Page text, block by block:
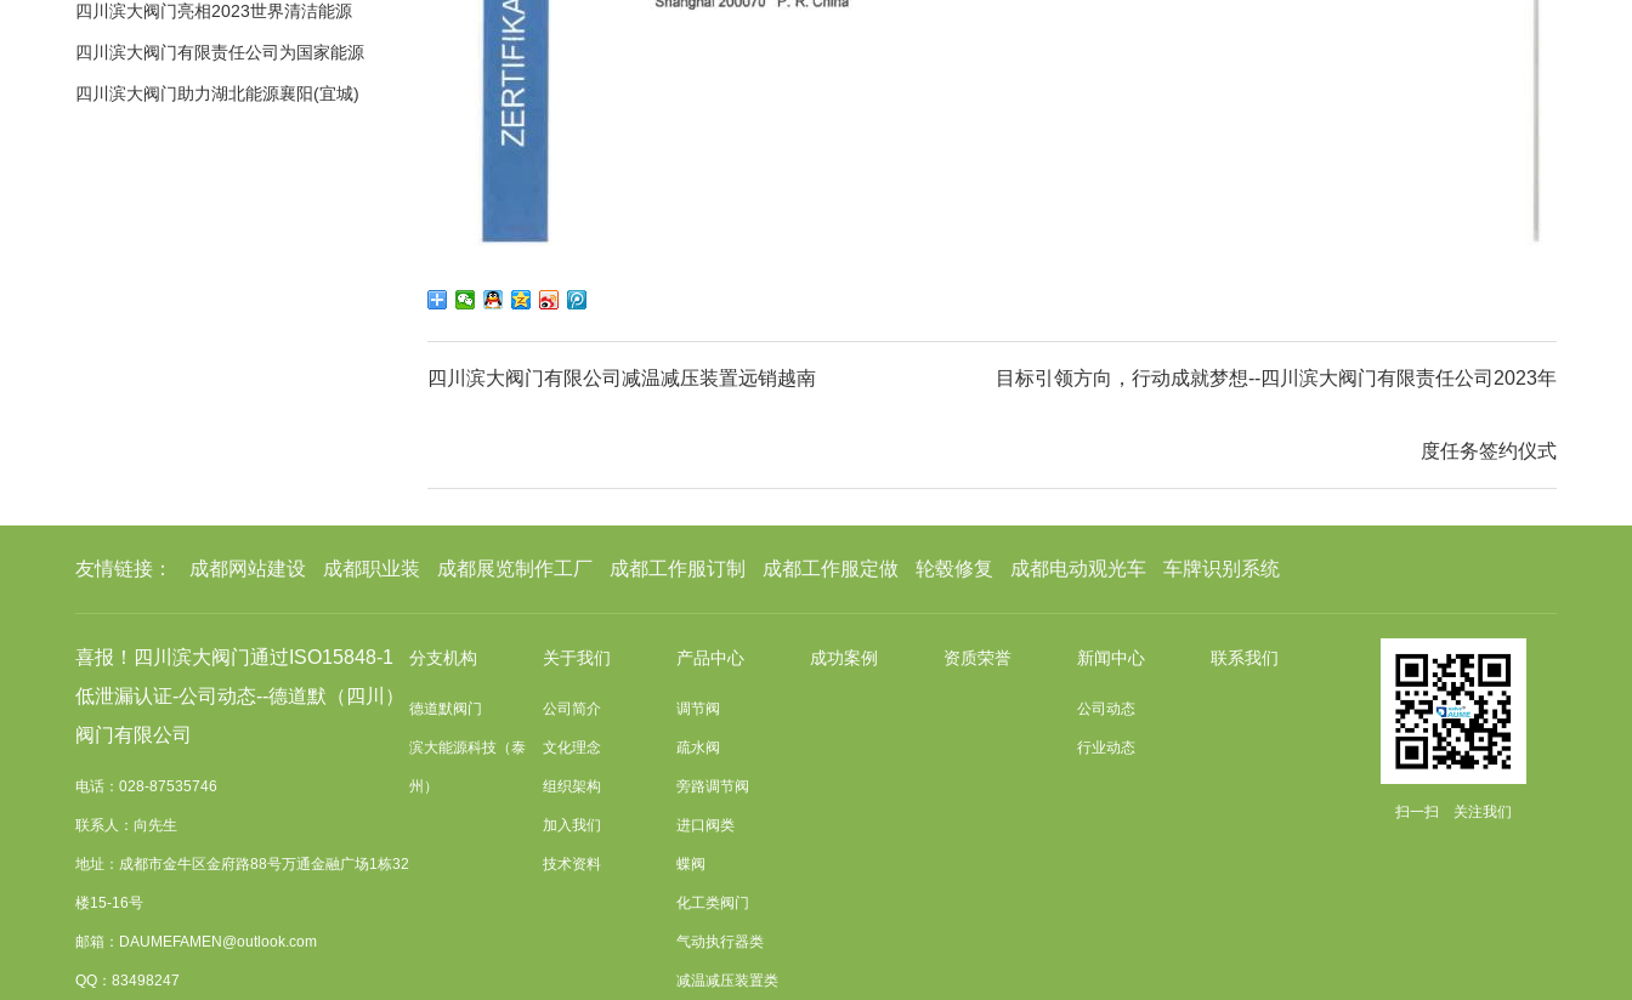
展翅飞翔！
四川滨大阀门亮相2023世界清洁能源
装备大会
四川滨大阀门有限责任公司为国家能源
集团重庆电厂2台66万千瓦高效超超临
四川滨大阀门助力湖北能源襄阳(宜城)
四川滨大阀门有限公司减温减压装置远销越南 目标引领方向，行动成就梦想--四川滨大阀门有限责任公司2023年
度任务签约仪式
友情链接： 成都网站建设 成都职业装 成都展览制作工厂 成都工作服订制 成都工作服定做 轮毂修复 成都电动观光车 车牌识别系统
喜报！四川滨大阀门通过ISO15848-1
低泄漏认证-公司动态--德道默（四川）
阀门有限公司
电话：028-87535746
联系人：向先生
地址：成都市金牛区金府路88号万通金融广场1栋32
楼15-16号
邮箱：DAUMEFAMEN@outlook.com
QQ：83498247
分支机构
德道默阀门
滨大能源科技（泰
州）
关于我们
公司简介
文化理念
组织架构
加入我们
技术资料
产品中心
调节阀
疏水阀
旁路调节阀
进口阀类
蝶阀
化工类阀门
气动执行器类
减温减压装置类
成功案例 资质荣誉 新闻中心
公司动态
行业动态
联系我们
扫一扫 关注我们